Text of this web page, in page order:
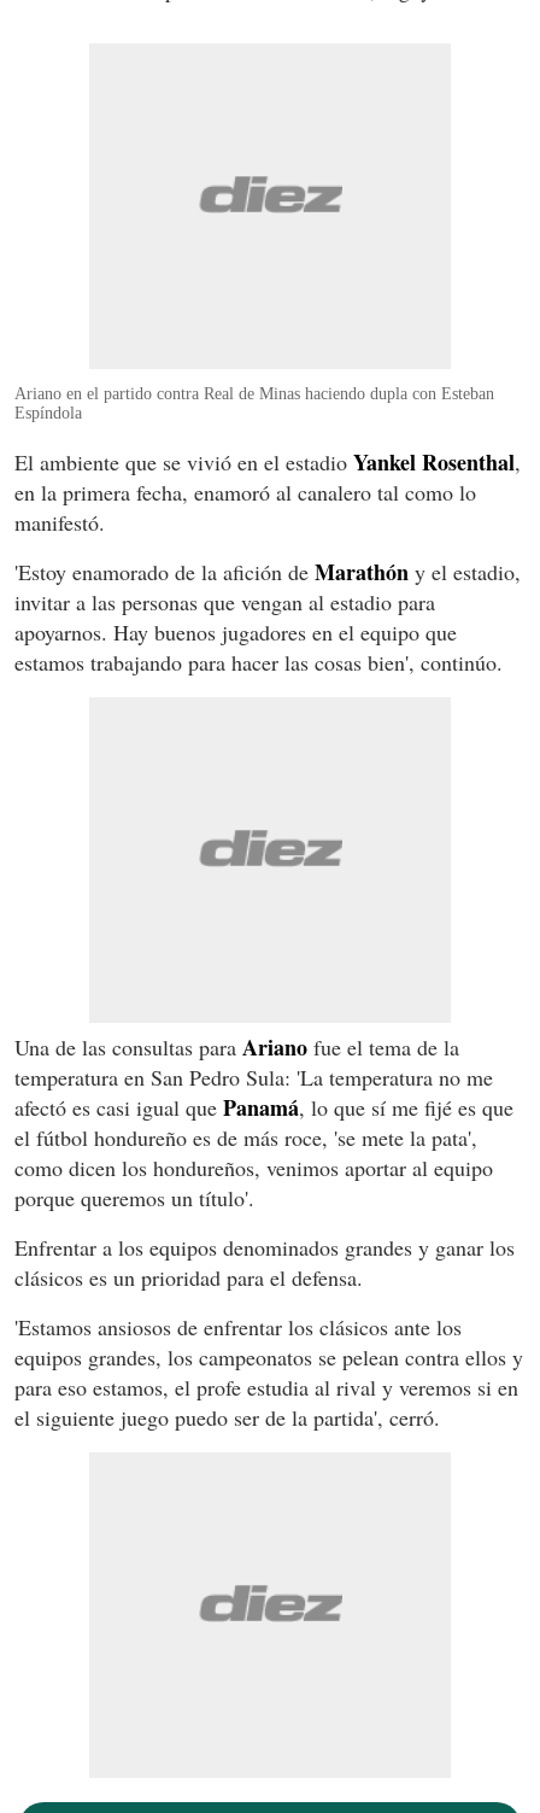
Ariano en el partido contra Real de Minas haciendo dupla con Esteban
Espíndola
El ambiente que se vivió en el estadio YankelRosenthal,
en la primera fecha, enamoró al canalero tal como lo
manifestó.
'Estoy enamorado de la afición de Marathón y el estadio,
invitar a las personas que vengan al estadio para
apoyarnos. Hay buenos jugadores en el equipo que
estamos trabajando para hacer las cosas bien', continúo.
Una de las consultas para Ariano fue el tema de la
temperatura en San Pedro Sula: 'La temperatura no me
afectó es casi igual que Panamá, lo que sí me fijé es que
el fútbol hondureño es de más roce, 'se mete la pata',
como dicen los hondureños, venimos aportar al equipo
porque queremos un título'.
Enfrentar a los equipos denominados grandes y ganar los
clásicos es un prioridad para el defensa.
'Estamos ansiosos de enfrentar los clásicos ante los
equipos grandes, los campeonatos se pelean contra ellos y
para eso estamos, el profe estudia al rival y veremos si en
el siguiente juego puedo ser de la partida', cerró.